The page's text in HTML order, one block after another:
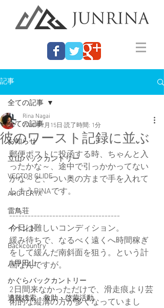
記事
全ての記事
お知らせ
立山バックカントリー
VECTOR GLIDE
ARC'TERYX
雷鳥荘
イベント
Backcountry
八甲田山
かぐらバックカントリー
遭難捜索・救助・啓蒙活動
全ての記事
彼のワースト記録に並ぶ
Rina Nagai
2020年2月15日 読了時間: 1分
郵便ポストに投函する時、ちゃんと入
ったかな～、途中で引っかかってない
かな～と、つい奥の方まで手を入れて
しまうRINAです。
------------------------------------
今日は難しいコンディション。
緩み待ちで、なるべく遠くへ時間稼ぎ
をして緩んだ南斜面を狙う。という計
画なんですが。
2日間来なかっただけで、滑走痕より芸
術的な縦溝の方が多くなっていまし